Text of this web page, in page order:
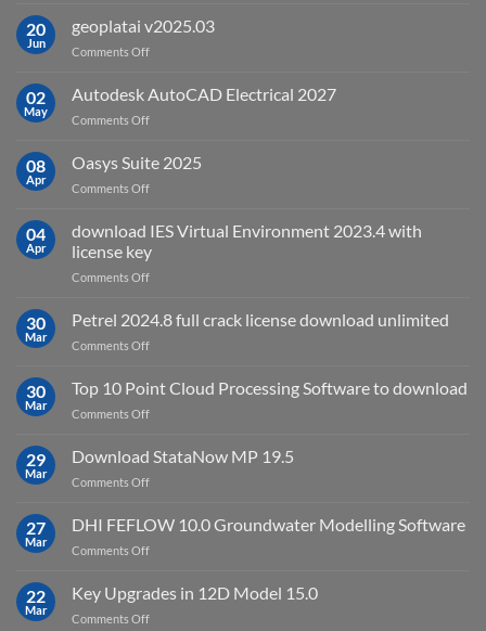
is
remote
sensing
what
for?
20
Jun
geoplatai v2025.03
Comments Offon
v2025.03
02
May
Autodesk AutoCAD Electrical 2027
Comments Offon
AutoCAD
Electrical
2027
08
Apr
Oasys Suite 2025
Comments Offon
Suite
2025
04
Apr
download IES Virtual Environment 2023.4 with
license key
Comments Offon
IES
Virtual
Environment
with
30
Mar
Petrel 2024.8 full crack license download unlimited
Comments Offon
2024.8
full
crack
download
30
Mar
Top 10 Point Cloud Processing Software to download
Comments Offon
10
Point
Cloud
Software
29
Mar
Download StataNow MP 19.5
Comments Offon
StataNow
MP
19.5
27
Mar
DHI FEFLOW 10.0 Groundwater Modelling Software
Comments Offon
FEFLOW
10.0
Groundwater
22
Mar
Key Upgrades in 12D Model 15.0
Comments Offon